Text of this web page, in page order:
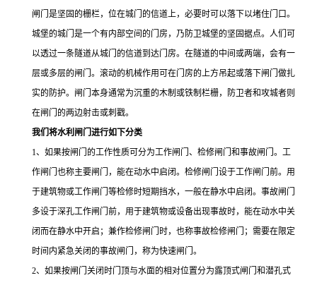
闸门是坚固的栅栏，位在城门的信道上，必要时可以落下以堵住门口。
城堡的城门是一个有内部空间的门房，乃防卫城堡的坚固据点。人们可
以透过一条隧道从城门的信道到达门房。在隧道的中间或两端，会有一
层或多层的闸门。滚动的机械作用可在门房的上方吊起或落下闸门做扎
实的防护。闸门本身通常为沉重的木制或铁制栏栅，防卫者和攻城者则
在闸门的两边射击或刺戳。
我们将水利闸门进行如下分类
1、如果按闸门的工作性质可分为工作闸门、检修闸门和事故闸门。工
作闸门也称主要闸门，能在动水中启闭。检修闸门设于工作闸门前。用
于建筑物或工作闸门等检修时短期挡水，一般在静水中启闭。事故闸门
多设于深孔工作闸门前，用于建筑物或设备出现事故时，能在动水中关
闭而在静水中开启；兼作检修闸门时，也称事故检修闸门；需要在限定
时间内紧急关闭的事故闸门，称为快速闸门。
2、如果按闸门关闭时门顶与水面的相对位置分为露顶式闸门和潜孔式